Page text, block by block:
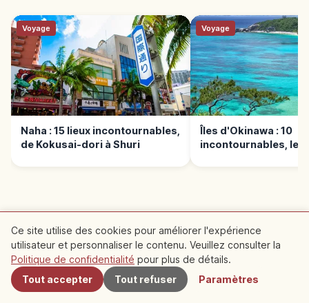
Voyage
Naha : 15 lieux incontournables,
de Kokusai-dori à Shuri
Voyage
Îles d'Okinawa : 10
incontournables, le
Spots recommandés à
proximité
À proximité
Ce site utilise des cookies pour améliorer l'expérience
utilisateur et personnaliser le contenu. Veuillez consulter la
Politique de confidentialité pour plus de détails.
Tout accepter
Tout refuser Paramètres